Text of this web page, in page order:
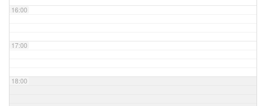
16:00
17:00
18:00